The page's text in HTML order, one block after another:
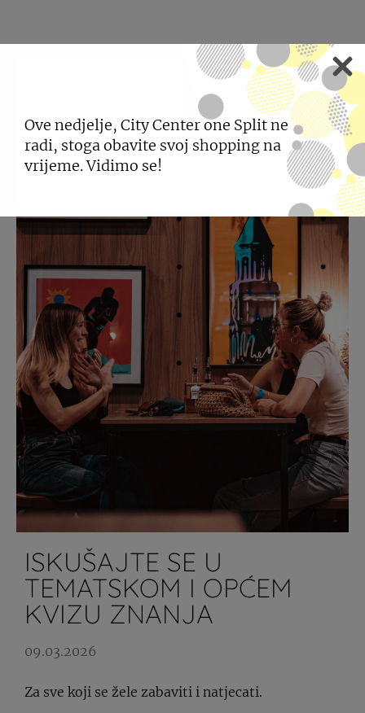
POGLEDAJTE JOŠ
NOVOSTI
ISKUŠAJTE SE U
TEMATSKOM I OPĆEM
KVIZU ZNANJA
09.03.2026
Za sve koji se žele zabaviti i natjecati.
Ove nedjelje, City Center one Split ne
radi, stoga obavite svoj shopping na
vrijeme. Vidimo se!